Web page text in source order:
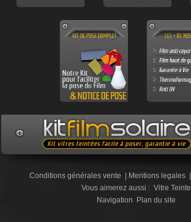
Conditions générales vente | Mentions legales |
Vous aimerez aussi : Vitre Teinte
Navigation Plan du site